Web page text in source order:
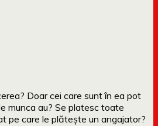
Doar cei care sunt în ea pot
munca au? Se platesc toate
pe care le plăteşte un angajator?